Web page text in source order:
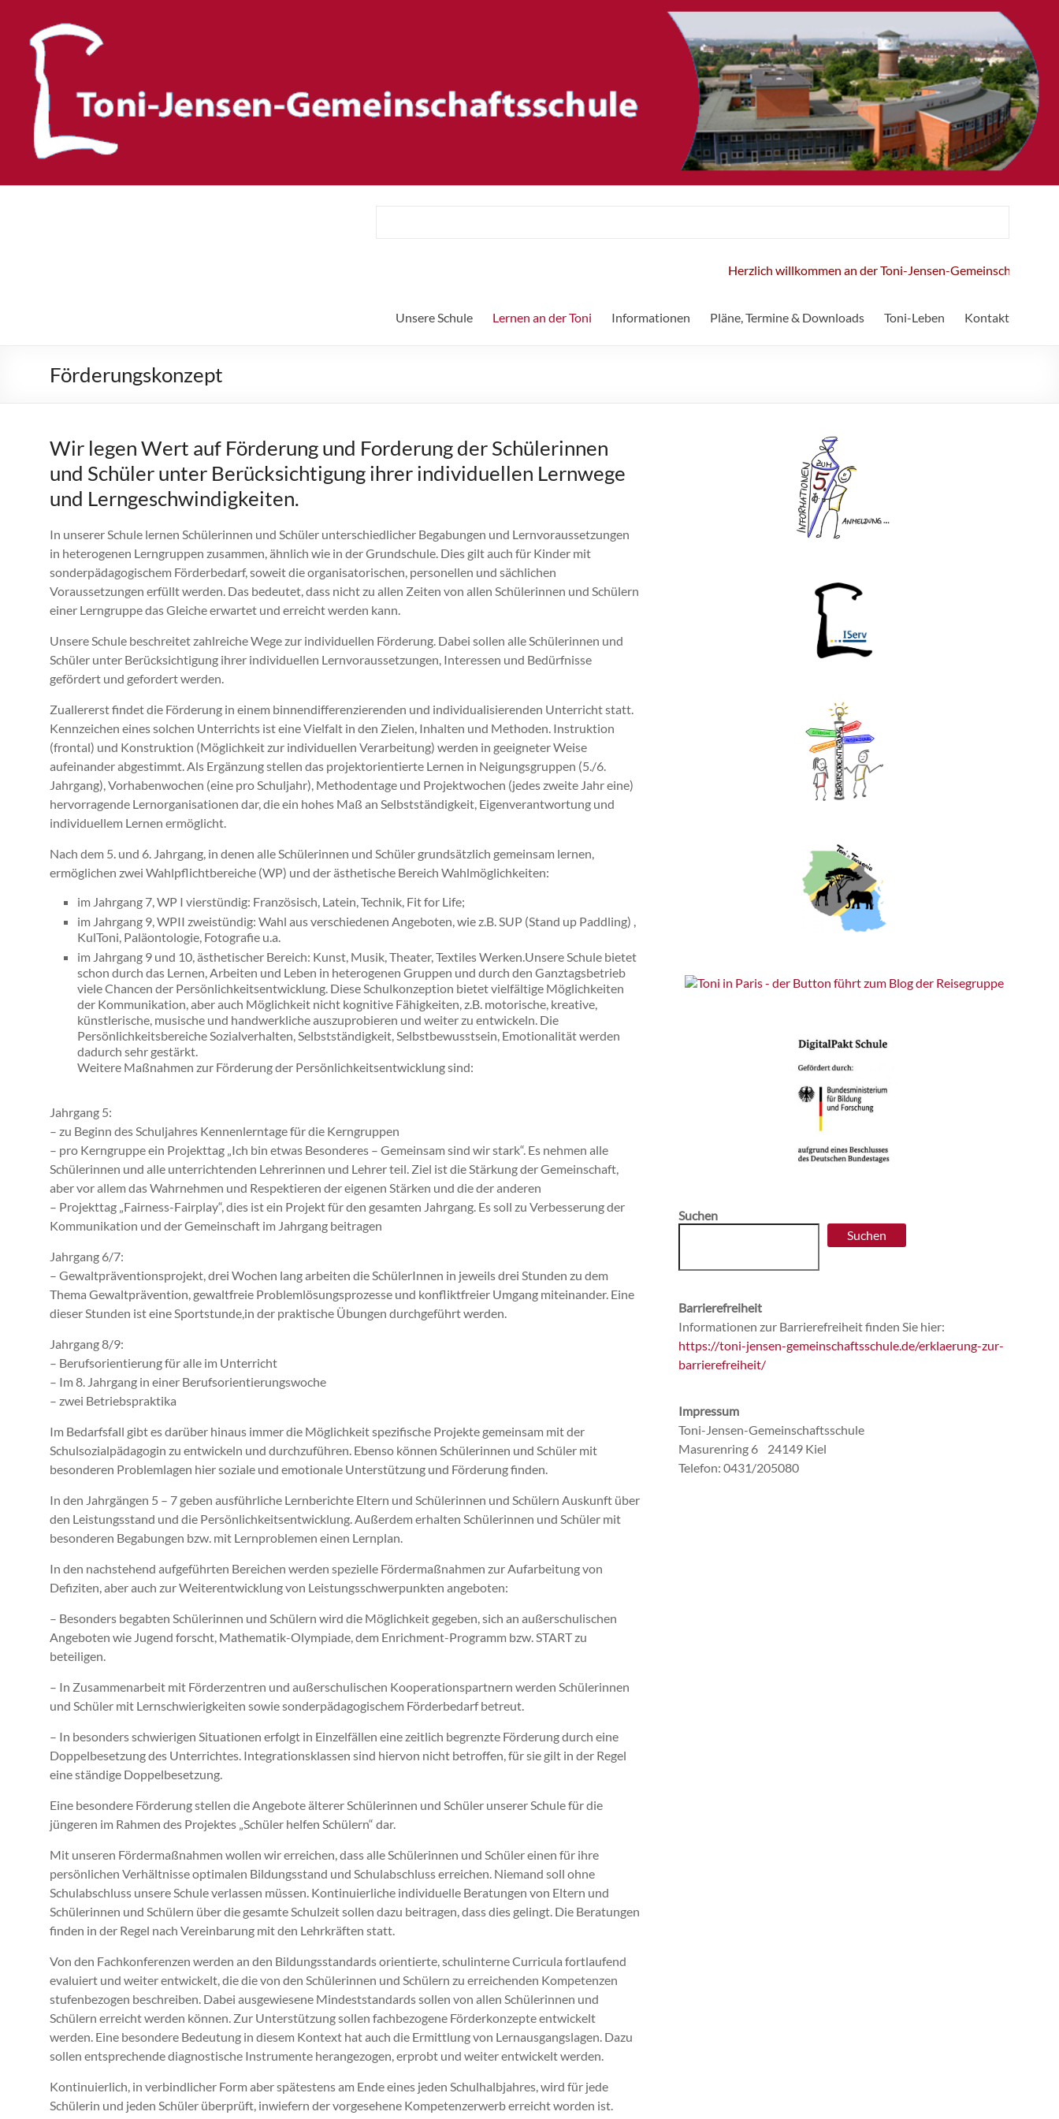
Herzlich willkommen an der Toni-Jensen-Gemeinschaftsschule!
Unsere Schule Lernen an der Toni Informationen Pläne, Termine & Downloads Toni-Leben Kontakt
Förderungskonzept
Wir legen Wert auf Förderung und Forderung der Schülerinnen
und Schüler unter Berücksichtigung ihrer individuellen Lernwege
und Lerngeschwindigkeiten.
In unserer Schule lernen Schülerinnen und Schüler unterschiedlicher Begabungen und Lernvoraussetzungen
in heterogenen Lerngruppen zusammen, ähnlich wie in der Grundschule. Dies gilt auch für Kinder mit
sonderpädagogischem Förderbedarf, soweit die organisatorischen, personellen und sächlichen
Voraussetzungen erfüllt werden. Das bedeutet, dass nicht zu allen Zeiten von allen Schülerinnen und Schülern
einer Lerngruppe das Gleiche erwartet und erreicht werden kann.
Unsere Schule beschreitet zahlreiche Wege zur individuellen Förderung. Dabei sollen alle Schülerinnen und
Schüler unter Berücksichtigung ihrer individuellen Lernvoraussetzungen, Interessen und Bedürfnisse
gefördert und gefordert werden.
Zuallererst findet die Förderung in einem binnendifferenzierenden und individualisierenden Unterricht statt.
Kennzeichen eines solchen Unterrichts ist eine Vielfalt in den Zielen, Inhalten und Methoden. Instruktion
(frontal) und Konstruktion (Möglichkeit zur individuellen Verarbeitung) werden in geeigneter Weise
aufeinander abgestimmt. Als Ergänzung stellen das projektorientierte Lernen in Neigungsgruppen (5./6.
Jahrgang), Vorhabenwochen (eine pro Schuljahr), Methodentage und Projektwochen (jedes zweite Jahr eine)
hervorragende Lernorganisationen dar, die ein hohes Maß an Selbstständigkeit, Eigenverantwortung und
individuellem Lernen ermöglicht.
Nach dem 5. und 6. Jahrgang, in denen alle Schülerinnen und Schüler grundsätzlich gemeinsam lernen,
ermöglichen zwei Wahlpflichtbereiche (WP) und der ästhetische Bereich Wahlmöglichkeiten:
im Jahrgang 7, WP I vierstündig: Französisch, Latein, Technik, Fit for Life;
im Jahrgang 9, WPII zweistündig: Wahl aus verschiedenen Angeboten, wie z.B. SUP (Stand up Paddling) ,
KulToni, Paläontologie, Fotografie u.a.
im Jahrgang 9 und 10, ästhetischer Bereich: Kunst, Musik, Theater, Textiles Werken.Unsere Schule bietet
schon durch das Lernen, Arbeiten und Leben in heterogenen Gruppen und durch den Ganztagsbetrieb
viele Chancen der Persönlichkeitsentwicklung. Diese Schulkonzeption bietet vielfältige Möglichkeiten
der Kommunikation, aber auch Möglichkeit nicht kognitive Fähigkeiten, z.B. motorische, kreative,
künstlerische, musische und handwerkliche auszuprobieren und weiter zu entwickeln. Die
Persönlichkeitsbereiche Sozialverhalten, Selbstständigkeit, Selbstbewusstsein, Emotionalität werden
dadurch sehr gestärkt.
Weitere Maßnahmen zur Förderung der Persönlichkeitsentwicklung sind:
Jahrgang 5:
– zu Beginn des Schuljahres Kennenlerntage für die Kerngruppen
– pro Kerngruppe ein Projekttag „Ich bin etwas Besonderes – Gemeinsam sind wir stark“. Es nehmen alle
Schülerinnen und alle unterrichtenden Lehrerinnen und Lehrer teil. Ziel ist die Stärkung der Gemeinschaft,
aber vor allem das Wahrnehmen und Respektieren der eigenen Stärken und die der anderen
– Projekttag „Fairness-Fairplay“, dies ist ein Projekt für den gesamten Jahrgang. Es soll zu Verbesserung der
Kommunikation und der Gemeinschaft im Jahrgang beitragen
Jahrgang 6/7:
– Gewaltpräventionsprojekt, drei Wochen lang arbeiten die SchülerInnen in jeweils drei Stunden zu dem
Thema Gewaltprävention, gewaltfreie Problemlösungsprozesse und konfliktfreier Umgang miteinander. Eine
dieser Stunden ist eine Sportstunde,in der praktische Übungen durchgeführt werden.
Jahrgang 8/9:
– Berufsorientierung für alle im Unterricht
– Im 8. Jahrgang in einer Berufsorientierungswoche
– zwei Betriebspraktika
Im Bedarfsfall gibt es darüber hinaus immer die Möglichkeit spezifische Projekte gemeinsam mit der
Schulsozialpädagogin zu entwickeln und durchzuführen. Ebenso können Schülerinnen und Schüler mit
besonderen Problemlagen hier soziale und emotionale Unterstützung und Förderung finden.
In den Jahrgängen 5 – 7 geben ausführliche Lernberichte Eltern und Schülerinnen und Schülern Auskunft über
den Leistungsstand und die Persönlichkeitsentwicklung. Außerdem erhalten Schülerinnen und Schüler mit
besonderen Begabungen bzw. mit Lernproblemen einen Lernplan.
In den nachstehend aufgeführten Bereichen werden spezielle Fördermaßnahmen zur Aufarbeitung von
Defiziten, aber auch zur Weiterentwicklung von Leistungsschwerpunkten angeboten:
– Besonders begabten Schülerinnen und Schülern wird die Möglichkeit gegeben, sich an außerschulischen
Angeboten wie Jugend forscht, Mathematik-Olympiade, dem Enrichment-Programm bzw. START zu
beteiligen.
– In Zusammenarbeit mit Förderzentren und außerschulischen Kooperationspartnern werden Schülerinnen
und Schüler mit Lernschwierigkeiten sowie sonderpädagogischem Förderbedarf betreut.
– In besonders schwierigen Situationen erfolgt in Einzelfällen eine zeitlich begrenzte Förderung durch eine
Doppelbesetzung des Unterrichtes. Integrationsklassen sind hiervon nicht betroffen, für sie gilt in der Regel
eine ständige Doppelbesetzung.
Eine besondere Förderung stellen die Angebote älterer Schülerinnen und Schüler unserer Schule für die
jüngeren im Rahmen des Projektes „Schüler helfen Schülern“ dar.
Mit unseren Fördermaßnahmen wollen wir erreichen, dass alle Schülerinnen und Schüler einen für ihre
persönlichen Verhältnisse optimalen Bildungsstand und Schulabschluss erreichen. Niemand soll ohne
Schulabschluss unsere Schule verlassen müssen. Kontinuierliche individuelle Beratungen von Eltern und
Schülerinnen und Schülern über die gesamte Schulzeit sollen dazu beitragen, dass dies gelingt. Die Beratungen
finden in der Regel nach Vereinbarung mit den Lehrkräften statt.
Von den Fachkonferenzen werden an den Bildungsstandards orientierte, schulinterne Curricula fortlaufend
evaluiert und weiter entwickelt, die die von den Schülerinnen und Schülern zu erreichenden Kompetenzen
stufenbezogen beschreiben. Dabei ausgewiesene Mindeststandards sollen von allen Schülerinnen und
Schülern erreicht werden können. Zur Unterstützung sollen fachbezogene Förderkonzepte entwickelt
werden. Eine besondere Bedeutung in diesem Kontext hat auch die Ermittlung von Lernausgangslagen. Dazu
sollen entsprechende diagnostische Instrumente herangezogen, erprobt und weiter entwickelt werden.
Kontinuierlich, in verbindlicher Form aber spätestens am Ende eines jeden Schulhalbjahres, wird für jede
Schülerin und jeden Schüler überprüft, inwiefern der vorgesehene Kompetenzerwerb erreicht worden ist.
Suchen
Suchen
Barrierefreiheit
Informationen zur Barrierefreiheit finden Sie hier:
https://toni-jensen-gemeinschaftsschule.de/erklaerung-zur-
barrierefreiheit/
Impressum
Toni-Jensen-Gemeinschaftsschule
Masurenring 6 24149 Kiel
Telefon: 0431/205080